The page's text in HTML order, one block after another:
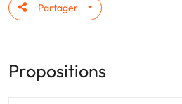
Partager
Propositions